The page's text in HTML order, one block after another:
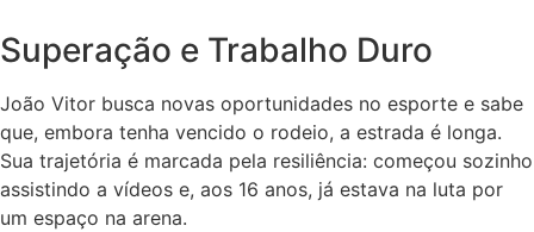
Superação e Trabalho Duro
João Vitor busca novas oportunidades no esporte e sabe
que, embora tenha vencido o rodeio, a estrada é longa.
Sua trajetória é marcada pela resiliência: começou sozinho
assistindo a vídeos e, aos 16 anos, já estava na luta por
um espaço na arena.